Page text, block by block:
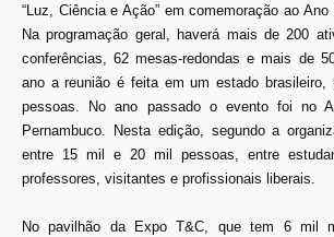
“Luz, Ciência e Ação” em comemoração ao Ano
Na programação geral, haverá mais de 200
conferências, 62 mesas-redondas e mais de
ano a reunião é feita em um estado brasileiro,
pessoas. No ano passado o evento foi no
Pernambuco. Nesta edição, segundo a
entre 15 mil e 20 mil pessoas, entre
professores, visitantes e profissionais liberais.
No pavilhão da Expo T&C, que tem 6 mil